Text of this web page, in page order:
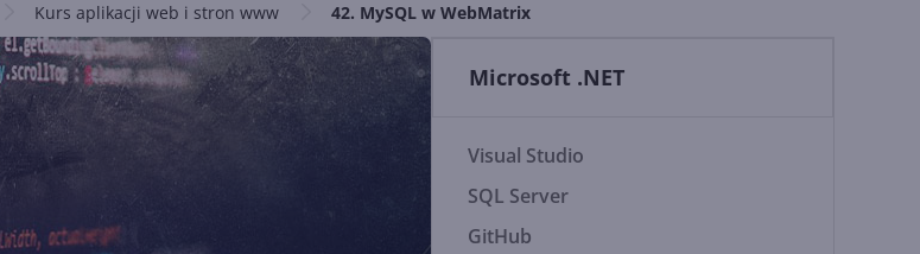
Kurs aplikacji web i stron www 42. MySQL w WebMatrix
Microsoft .NET
Visual Studio
SQL Server
GitHub